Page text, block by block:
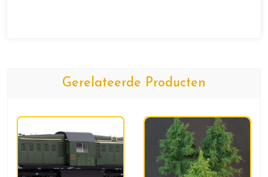
Gerelateerde Producten